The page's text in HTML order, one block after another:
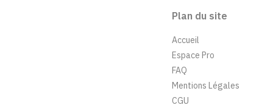
Plan du site
Accueil
Espace Pro
FAQ
Mentions Légales
CGU